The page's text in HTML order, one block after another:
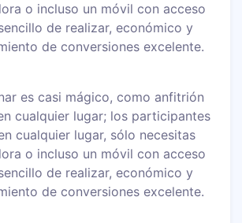
o incluso un móvil con acceso
de realizar, económico y
de conversiones excelente.
es casi mágico, como anfitrión
cualquier lugar; los participantes
cualquier lugar, sólo necesitas
o incluso un móvil con acceso
de realizar, económico y
de conversiones excelente.